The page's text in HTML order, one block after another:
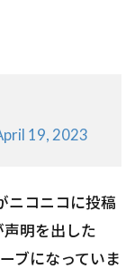
19, 2023
ニコニコに投稿
明を出した
ブになっていま